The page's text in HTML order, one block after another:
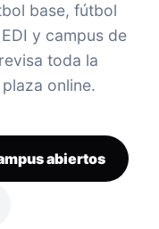
base, fútbol
y campus de
toda la
online.
abiertos